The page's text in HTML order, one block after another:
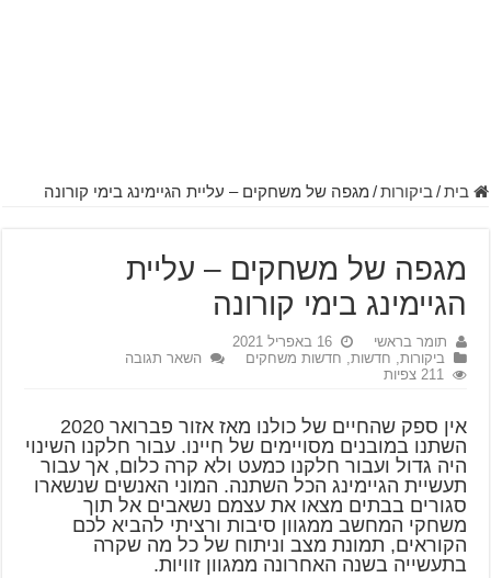
בית / ביקורות / מגפה של משחקים – עליית הגיימינג בימי קורונה
מגפה של משחקים – עליית
הגיימינג בימי קורונה
תומר בראשי
16 באפריל 2021
ביקורות, חדשות, חדשות משחקים
השאר תגובה
211 צפיות
אין ספק שהחיים של כולנו מאז אזור פברואר 2020
השתנו במובנים מסויימים של חיינו. עבור חלקנו השינוי
היה גדול ועבור חלקנו כמעט ולא קרה כלום, אך עבור
תעשיית הגיימינג הכל השתנה. המוני האנשים שנשארו
סגורים בבתים מצאו את עצמם נשאבים אל תוך
משחקי המחשב ממגוון סיבות ורציתי להביא לכם
הקוראים, תמונת מצב וניתוח של כל מה שקרה
בתעשייה בשנה האחרונה ממגוון זוויות.